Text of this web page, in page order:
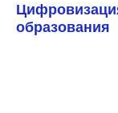
образования